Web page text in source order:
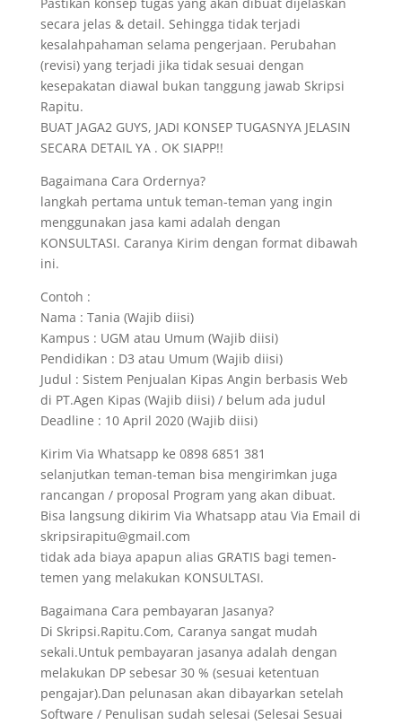
secara jelas & detail. Sehingga tidak terjadi
kesalahpahaman selama pengerjaan. Perubahan
(revisi) yang terjadi jika tidak sesuai dengan
kesepakatan diawal bukan tanggung jawab Skripsi
Rapitu.
BUAT JAGA2 GUYS, JADI KONSEP TUGASNYA JELASIN
SECARA DETAIL YA . OK SIAPP!!
Bagaimana Cara Ordernya?
langkah pertama untuk teman-teman yang ingin
menggunakan jasa kami adalah dengan
KONSULTASI. Caranya Kirim dengan format dibawah
ini.
Contoh :
Nama : Tania (Wajib diisi)
Kampus : UGM atau Umum (Wajib diisi)
Pendidikan : D3 atau Umum (Wajib diisi)
Judul : Sistem Penjualan Kipas Angin berbasis Web
di PT.Agen Kipas (Wajib diisi) / belum ada judul
Deadline : 10 April 2020 (Wajib diisi)
Kirim Via Whatsapp ke 0898 6851 381
selanjutkan teman-teman bisa mengirimkan juga
rancangan / proposal Program yang akan dibuat.
Bisa langsung dikirim Via Whatsapp atau Via Email di
skripsirapitu@gmail.com
tidak ada biaya apapun alias GRATIS bagi temen-
temen yang melakukan KONSULTASI.
Bagaimana Cara pembayaran Jasanya?
Di Skripsi.Rapitu.Com, Caranya sangat mudah
sekali.Untuk pembayaran jasanya adalah dengan
melakukan DP sebesar 30 % (sesuai ketentuan
pengajar).Dan pelunasan akan dibayarkan setelah
Software / Penulisan sudah selesai (Selesai Sesuai